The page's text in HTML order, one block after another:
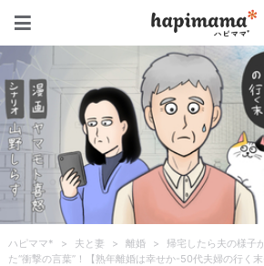
ハピママ* > 夫と妻 > 離婚 >
帰宅したら夫の様子
た“衝撃の言葉”！【熟年離婚は幸せか-50代夫婦の行く末